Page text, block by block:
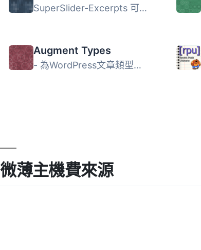
SuperSlider-Excerpts 可以自動從您的文章中提取縮略圖，並在...
Augment Types
- 為WordPress文章類型添加必要功能- 直觀的拖放排序- 簡單的...
微薄主機費來源